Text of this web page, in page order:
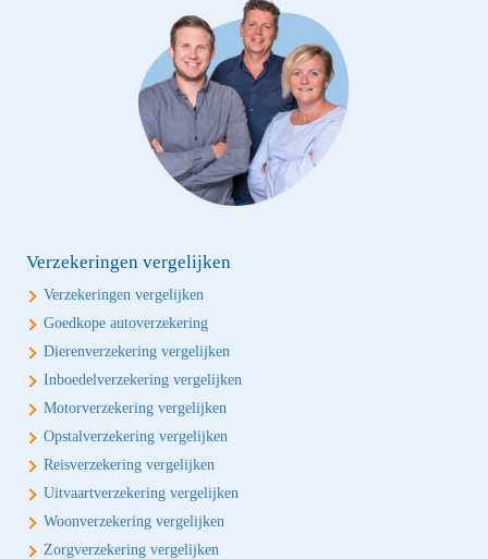
Verzekeringen vergelijken
Verzekeringen vergelijken
Goedkope autoverzekering
Dierenverzekering vergelijken
Inboedelverzekering vergelijken
Motorverzekering vergelijken
Opstalverzekering vergelijken
Reisverzekering vergelijken
Uitvaartverzekering vergelijken
Woonverzekering vergelijken
Zorgverzekering vergelijken